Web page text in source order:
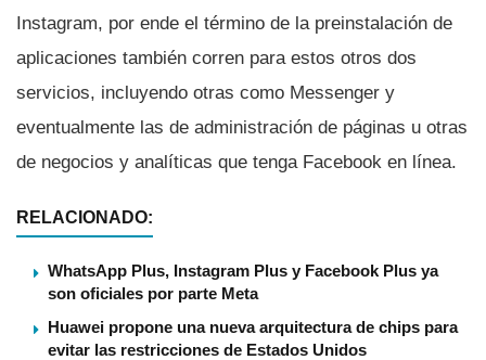
Instagram, por ende el término de la preinstalación de
aplicaciones también corren para estos otros dos
servicios, incluyendo otras como Messenger y
eventualmente las de administración de páginas u otras
de negocios y analí­ticas que tenga Facebook en lí­nea.
RELACIONADO:
WhatsApp Plus, Instagram Plus y Facebook Plus ya
son oficiales por parte Meta
Huawei propone una nueva arquitectura de chips para
evitar las restricciones de Estados Unidos